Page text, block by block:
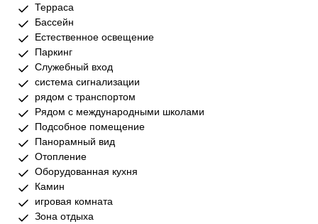
Терраса
Бассейн
Естественное освещение
Паркинг
Служебный вход
система сигнализации
рядом с транспортом
Рядом с международными школами
Подсобное помещение
Панорамный вид
Отопление
Оборудованная кухня
Камин
игровая комната
Зона отдыха